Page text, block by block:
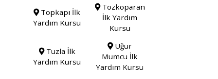
Topkapı İlk
Yardım Kursu
Tozkoparan
İlk Yardım
Kursu
Tuzla İlk
Yardım Kursu
Uğur
Mumcu İlk
Yardım Kursu